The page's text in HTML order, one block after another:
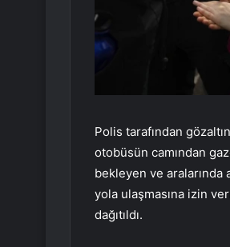
Polis tarafından
otobüsün camından
bekleyen ve aralarında
yola ulaşmasına izin
dağıtıldı.